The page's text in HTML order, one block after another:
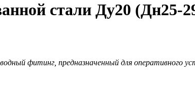
стали Ду20 (Дн25-
фитинг, предназначенный для оперативного